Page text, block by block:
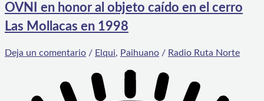
OVNI en honor al objeto caído en el cerro
Las Mollacas en 1998
Deja un comentario / Elqui, Paihuano / Radio Ruta Norte